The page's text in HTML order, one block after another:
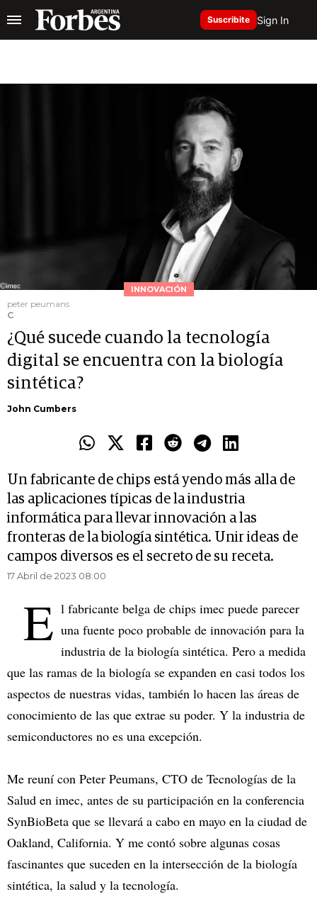
Suscribite Sign In
INNOVACIÓN
peter peumans
C
¿Qué sucede cuando la tecnología
digital se encuentra con la biología
sintética?
John Cumbers
Un fabricante de chips está yendo más alla de
las aplicaciones típicas de la industria
informática para llevar innovación a las
fronteras de la biología sintética. Unir ideas de
campos diversos es el secreto de su receta.
17 Abril de 2023 08.00
E l fabricante belga de chips imec puede parecer
una fuente poco probable de innovación para la
industria de la biología sintética. Pero a medida
que las ramas de la biología se expanden en casi todos los
aspectos de nuestras vidas, también lo hacen las áreas de
conocimiento de las que extrae su poder. Y la industria de
semiconductores no es una excepción.
Me reuní con Peter Peumans, CTO de Tecnologías de la
Salud en imec, antes de su participación en la conferencia
SynBioBeta que se llevará a cabo en mayo en la ciudad de
Oakland, California. Y me contó sobre algunas cosas
fascinantes que suceden en la intersección de la biología
sintética, la salud y la tecnología.